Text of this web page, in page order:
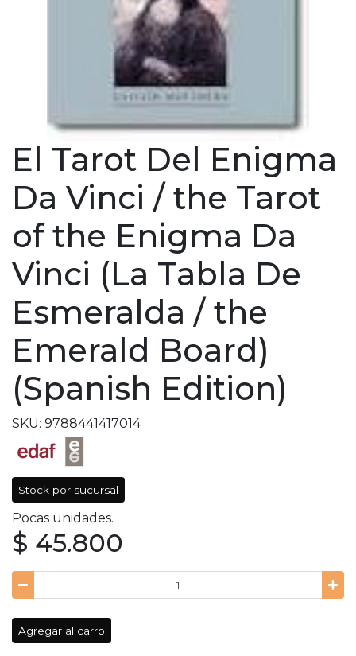
El Tarot Del Enigma
Da Vinci / the Tarot
of the Enigma Da
Vinci (La Tabla De
Esmeralda / the
Emerald Board)
(Spanish Edition)
SKU: 9788441417014
Stock por sucursal
Pocas unidades.
$ 45.800
Agregar al carro